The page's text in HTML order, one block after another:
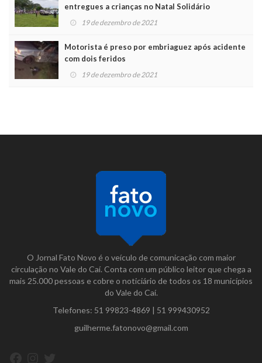
entregues a crianças no Natal Solidário
19 de dezembro de 2021
Motorista é preso por embriaguez após acidente
com dois feridos
19 de dezembro de 2021
O Jornal Fato Novo é o veículo de comunicação com maior
circulação no Vale do Caí. Conta com um público leitor que chega a
mais 25.000 pessoas e cobre o noticiário de todos os 18 municípios
do Vale do Caí.
Telefones: 51 99823-4869 | 51 999430952
guilherme.fatonovo@gmail.com